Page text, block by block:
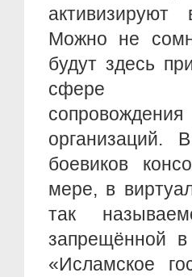
Можно не
будут здесь
сфере
организаций.
боевиков
мере, в
так
запрещённой в
«Исламское